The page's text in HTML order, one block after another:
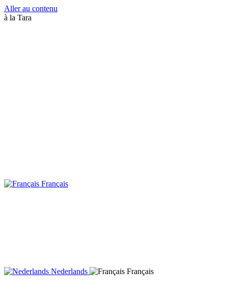
Aller au contenu
à la Tara
Français
Nederlands Français